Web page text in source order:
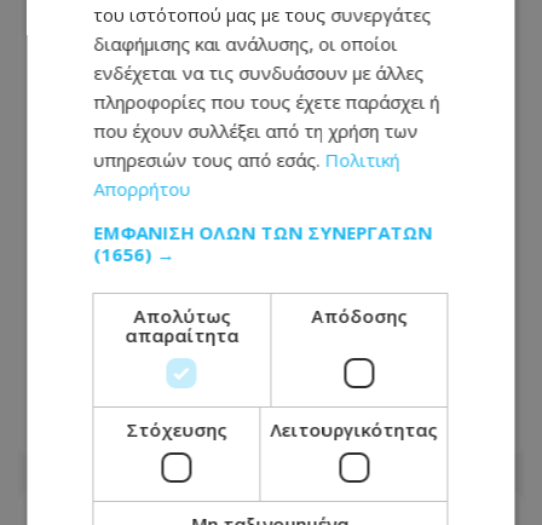
Καλοκαιρινές δουλειές στην Κύπρο: Οι
θέσεις με τους καλύτερους μισθούς -
Πώς να αυξήσεις τις απολαβές σου
09.08.2026 - 07:21
του ιστότοπού μας με τους συνεργάτες
διαφήμισης και ανάλυσης, οι οποίοι
ενδέχεται να τις συνδυάσουν με άλλες
πληροφορίες που τους έχετε παράσχει ή
που έχουν συλλέξει από τη χρήση των
υπηρεσιών τους από εσάς. Πολιτική
Απορρήτου
ΕΜΦΆΝΙΣΗ ΌΛΩΝ ΤΩΝ ΣΥΝΕΡΓΑΤΏΝ
(1656) →
Απολύτως
απαραίτητα
Απόδοσης
Στόχευσης Λειτουργικότητας